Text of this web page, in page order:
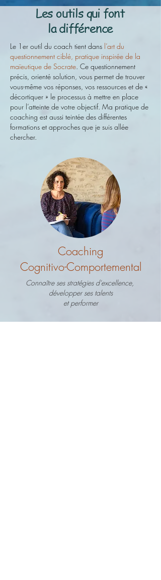
Les outils qui font
la différence
Le 1er outil du coach tient dans l’art du
questionnement ciblé, pratique inspirée de la
maïeutique de Socrate . Ce questionnement
précis, orienté solution, vous permet de trouver
vous-même vos réponses, vos ressources et de «
décortiquer » le processus à mettre en place
pour l’atteinte de votre objectif. Ma pratique de
coaching est aussi teintée des différentes
formations et approches que je suis allée
chercher.
Coaching
Cognitivo-Comportemental
Connaître ses stratégies d'excellence,
développer ses talents
et performer